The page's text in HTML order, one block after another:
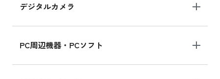
デジタルカメラ
PC周辺機器・PCソフト
MK2K3J/Aの新品買取価格はこちら